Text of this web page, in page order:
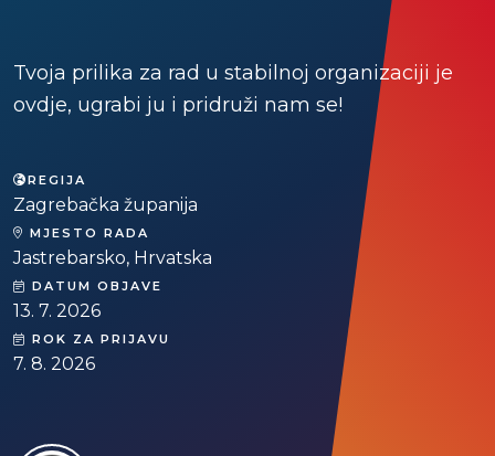
Tvoja prilika za rad u stabilnoj organizaciji je
ovdje, ugrabi ju i pridruži nam se!
REGIJA
Zagrebačka županija
MJESTO RADA
Jastrebarsko, Hrvatska
DATUM OBJAVE
13. 7. 2026
ROK ZA PRIJAVU
7. 8. 2026